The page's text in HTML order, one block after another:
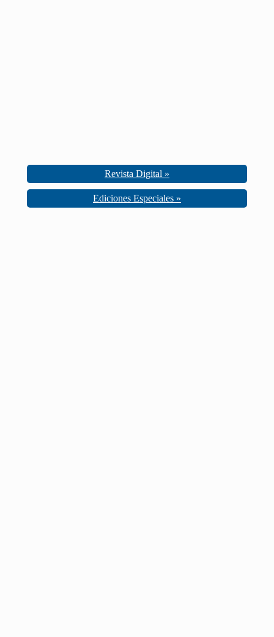
Revista Digital »
Ediciones Especiales »